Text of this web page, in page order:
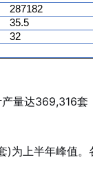
287182
35.5
32
量达369,316
为上半年峰值